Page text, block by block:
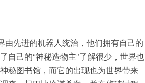
由先进的机器人统治，他们拥有自己的
自己的“神秘造物主”了解很少，世界也
秘图书馆，而它的出现也为世界带来